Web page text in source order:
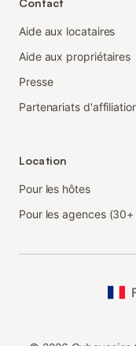
Aide aux locataires
Aide aux propriétaires
Presse
Partenariats
Location
Pour les hôtes
Pour les agences